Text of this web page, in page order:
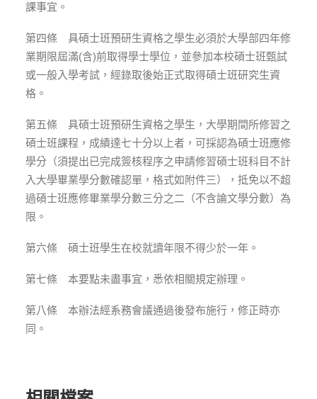
課事宜。
第四條 具碩士班預研生資格之學生必須於大學部四年修
業期限屆滿(含)前取得學士學位，並參加本校碩士班甄試
或一般入學考試，經錄取後始正式取得碩士班研究生資
格。
第五條 具碩士班預研生資格之學生，大學期間所修習之
碩士班課程，成績達七十分以上者，可採認為碩士班應修
學分（須提出已完成簽核程序之申請修習碩士班科目不計
入大學畢業學分數確認單，格式如附件三），抵免以不超
過碩士班應修畢業學分數三分之二（不含論文學分數）為
限。
第六條 碩士班學生在校就讀年限不得少於一年。
第七條 本要點未盡事宜，悉依相關規定辦理。
第八條 本辦法經系務會議通過後發布施行，修正時亦
同。